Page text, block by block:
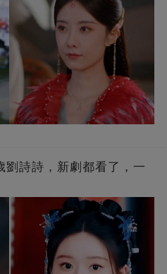
劉詩詩，新劇都看了，一